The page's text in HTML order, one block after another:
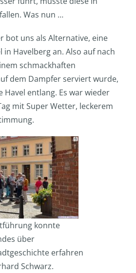
Was nun …
bot uns als Alternative, eine
in Havelberg an. Also auf nach
schmackhaften
dem Dampfer serviert wurde,
entlang. Es war wieder
mit Super Wetter, leckerem
konnte
über
erfahren
Schwarz.